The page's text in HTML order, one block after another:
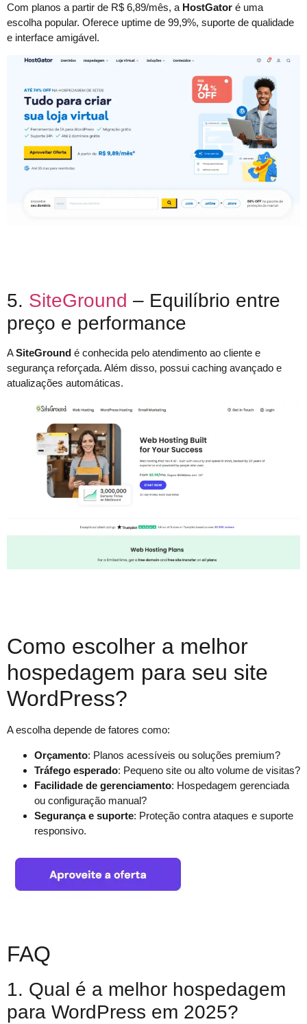
Com planos a partir de R$ 6,89/mês, a HostGator é uma
escolha popular. Oferece uptime de 99,9%, suporte de qualidade
e interface amigável.
5. SiteGround – Equilíbrio entre
preço e performance
ASiteGround é conhecida pelo atendimento ao cliente e
segurança reforçada. Além disso, possui caching avançado e
atualizações automáticas.
Como escolher a melhor
hospedagem para seu site
WordPress?
A escolha depende de fatores como:
Orçamento: Planos acessíveis ou soluções premium?
Tráfego esperado: Pequeno site ou alto volume de visitas?
Facilidade de gerenciamento: Hospedagem gerenciada
ou configuração manual?
Segurança e suporte: Proteção contra ataques e suporte
responsivo.
FAQ
1. Qual é a melhor hospedagem
para WordPress em 2025?